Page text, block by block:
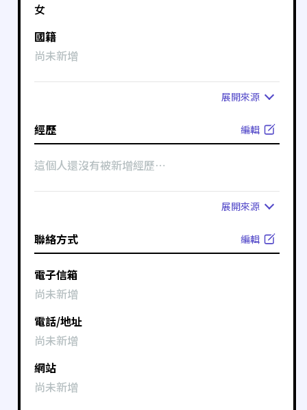
女
國籍
尚未新增
展開來源
經歷 編輯
這個人還沒有被新增經歷⋯
展開來源
聯絡方式 編輯
電子信箱
尚未新增
電話/地址
尚未新增
網站
尚未新增